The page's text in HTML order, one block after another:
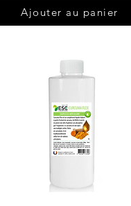
Ajouter au panier